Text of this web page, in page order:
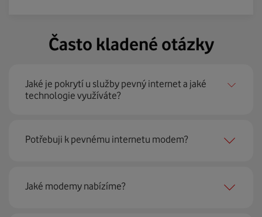
Často kladené otázky
Jaké je pokrytí u služby pevný internet a jaké
technologie využíváte?
Pevný internet můžeme nabídnout
domácností
Potřebuji k pevnému internetu modem?
Ano, potřebujete. Rádi vám ho poskytneme na splátky. U
modemu od Vodafonu navíc garantujeme plnou
Jaké modemy nabízíme?